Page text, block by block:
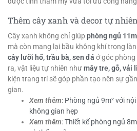
Thêm cây xanh và decor tự nhiên
Cây xanh không chỉ giúp phòng ngủ
mà còn mang lại bầu không khí trong
cây lưỡi hổ, trầu bà, sen đá ở góc
ra, vật liệu tự nhiên nhưmây tre, gỗ, vải
kiện trang trí sẽ góp phần tạo nên sự
gian.
Xem thêm: Phòng ngủ 9m² với
không gian hẹp
Xem thêm:Thiết kế phòng ngủ